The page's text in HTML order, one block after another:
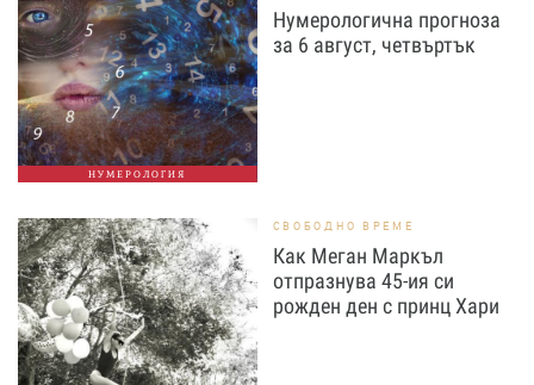
НУМЕРОЛОГИЯ
Нумерологична прогноза
за 6 август, четвъртък
СВОБОДНО ВРЕМЕ
Как Меган Маркъл
отпразнува 45-ия си
рожден ден с принц Хари